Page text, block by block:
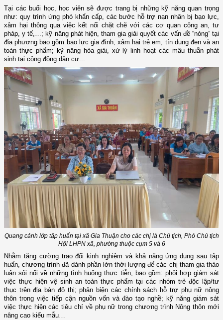
Tại các buổi học, học viên sẽ được trang bị những kỹ năng quan trọng
như: quy trình ứng phó khẩn cấp, các bước hỗ trợ nạn nhân bị bạo lực,
xâm hại thông qua việc kết nối chặt chẽ với các cơ quancông an,tư
pháp,y tế ,…; kỹ năng phát hiện, tham gia giải quyết các vấn đề “nóng”tại
địa phương bao gồm bạo lực gia đình, xâm hại trẻ em, tín dụng đen và an
toàn thực phẩm; kỹ năng hòa giải, xử lý linh hoạt các mâu thuẫn phát
sinh tại cộng đồng dân cư.
Quang cảnh lớp tập huấn tại xã Gia Thuận cho các chị là Chủ tịch, Phó Chủ tịch
Hội LHPN xã, phường thuộc cụm 5 và 6
Nhằm tăng cường trao đổi kinh nghiệm và khả năng ứng dụng sau tập
huấn, chương trình đã dành phần lớn thời lượng để các chị tham gia thảo
luận sôi nổi về những tình huống thực tiễn, bao gồm: phối hợp giám sát
việc thực hiện vệ sinh an toàn thực phẩm tại các nhóm trẻ độc lập/tư
thục trên địa bàn đô thị; phản biện các chính sách hỗ trợ phụ nữ nông
thôn trong việc tiếp cận nguồn vốn và đào tạo nghề; kỹ năng giám sát
việc thực hiện các tiêu chí về phụ nữ trong chương trình Nông thôn mới
nâng cao kiểu mẫu…